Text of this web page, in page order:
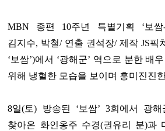
MBN 종편 10주년 특별기획 ‘보쌈-
김지수, 박철/ 연출 권석장/ 제작 JS픽
‘보쌈’)에서 ‘광해군’ 역으로 분한 배
위해 냉혈한 모습을 보이며 흥미진진
8일(토) 방송된 ‘보쌈’ 3회에서 광
찾아온 화인옹주 수경(권유리 분)과